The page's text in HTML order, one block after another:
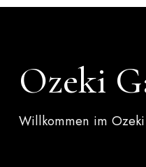
Ozeki
Willkommen im